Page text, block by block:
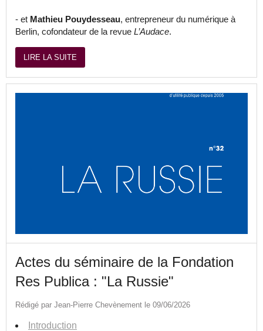
- et Mathieu Pouydesseau, entrepreneur du numérique à
Berlin, cofondateur de la revue L’Audace.
LIRE LA SUITE
Actes du séminaire de la Fondation
Res Publica : "La Russie"
Rédigé par Jean-Pierre Chevènement le 09/06/2026
Introduction